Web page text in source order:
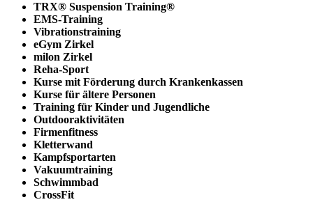
TRX® Suspension Training®
EMS-Training
Vibrationstraining
eGym Zirkel
milon Zirkel
Reha-Sport
Kurse mit Förderung durch Krankenkassen
Kurse für ältere Personen
Training für Kinder und Jugendliche
Outdooraktivitäten
Firmenfitness
Kletterwand
Kampfsportarten
Vakuumtraining
Schwimmbad
CrossFit